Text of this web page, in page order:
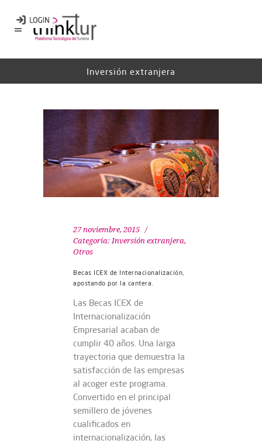
Inversión extranjera
27 noviembre, 2015
Categoría: Inversión extranjera,
Otros
Becas ICEX de Internacionalización,
apostando por la cantera.
Las Becas ICEX de
Internacionalización
Empresarial acaban de
cumplir 40 años. Una larga
trayectoria que demuestra la
satisfacción de las empresas
al acoger este programa.
Convertido en el principal
semillero de jóvenes
cualificados en
internacionalización, las